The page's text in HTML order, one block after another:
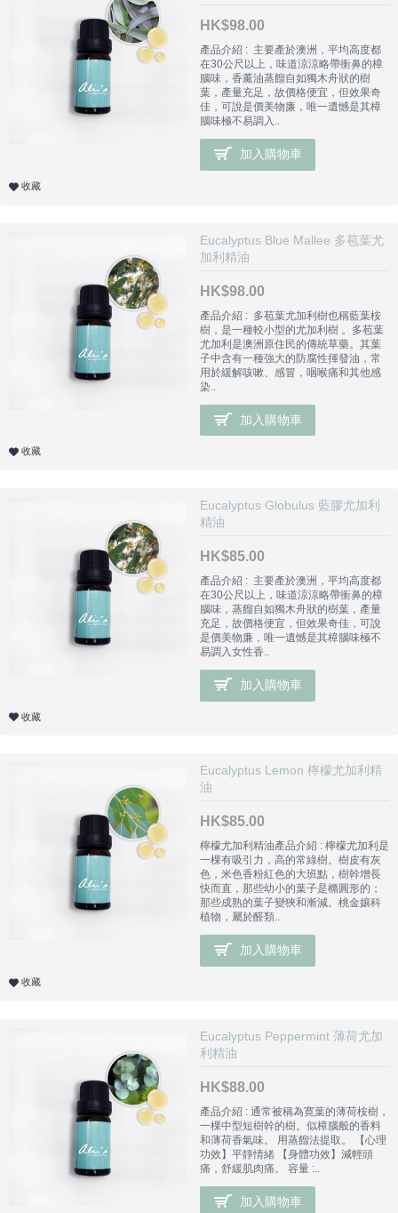
HK$98.00
產品介紹 : 主要產於澳洲，平均高度都
在30公尺以上，味道涼涼略帶衝鼻的樟
腦味，香薰油蒸餾自如獨木舟狀的樹
葉，產量充足，故價格便宜，但效果奇
佳，可說是價美物廉，唯一遺憾是其樟
腦味極不易調入..
加入購物車
收藏
Eucalyptus Blue Mallee 多苞葉尤
加利精油
HK$98.00
產品介紹 : 多苞葉尤加利樹也稱藍葉桉
樹，是一種較小型的尤加利樹 。多苞葉
尤加利是澳洲原住民的傳統草藥。其葉
子中含有一種強大的防腐性揮發油，常
用於緩解咳嗽、感冒，咽喉痛和其他感
染..
加入購物車
收藏
Eucalyptus Globulus 藍膠尤加利
精油
HK$85.00
產品介紹 : 主要產於澳洲，平均高度都
在30公尺以上，味道涼涼略帶衝鼻的樟
腦味，蒸餾自如獨木舟狀的樹葉，產量
充足，故價格便宜，但效果奇佳，可說
是價美物廉，唯一遺憾是其樟腦味極不
易調入女性香..
加入購物車
收藏
Eucalyptus Lemon 檸檬尤加利精
油
HK$85.00
檸檬尤加利精油產品介紹 : 檸檬尤加利是
一棵有吸引力，高的常綠樹。樹皮有灰
色，米色香粉紅色的大班點，樹幹增長
快而直，那些幼小的葉子是橢圓形的；
那些成熟的葉子變狹和漸減。桃金孃科
植物，屬於醛類..
加入購物車
收藏
Eucalyptus Peppermint 薄荷尤加
利精油
HK$88.00
產品介紹 : 通常被稱為寛葉的薄荷桉樹，
一棵中型短樹幹的樹。似樟腦般的香料
和薄荷香氣味。 用蒸餾法提取。 【心理
功效】平靜情緒 【身體功效】減輕頭
痛，舒緩肌肉痛。 容量 :..
加入購物車